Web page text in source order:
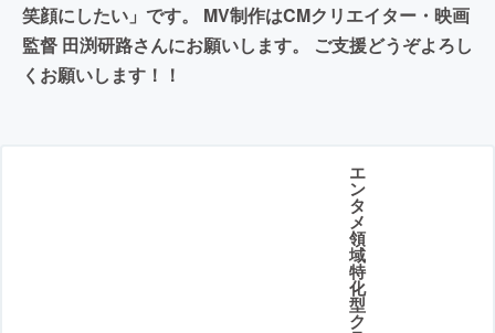
笑顔にしたい」です。 MV制作はCMクリエイター・映画
監督 田渕研路さんにお願いします。 ご支援どうぞよろし
くお願いします！！
エ
ン
タ
メ
領
域
特
化
型
ク